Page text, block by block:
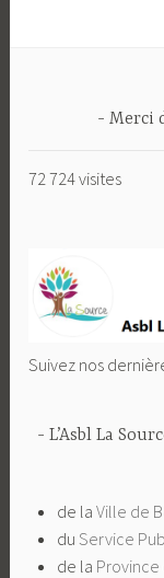
Merci
72 724 visites
Suivez nos
L’Asbl La
de la Ville de
du Service
de la